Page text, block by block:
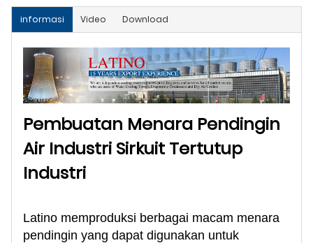
informasi Video Download
Pembuatan Menara Pendingin
Air Industri Sirkuit Tertutup
Industri
Latino memproduksi berbagai macam menara
pendingin yang dapat digunakan untuk